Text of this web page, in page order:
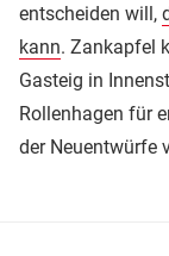
entscheiden will,
kann. Zankapfel
Gasteig in
Rollenhagen für
der Neuentwürfe